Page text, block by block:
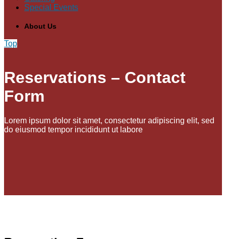
Special Events
About Us
Top
Reservations – Contact
Form
Lorem ipsum dolor sit amet, consectetur adipiscing elit, sed
do eiusmod tempor incididunt ut labore